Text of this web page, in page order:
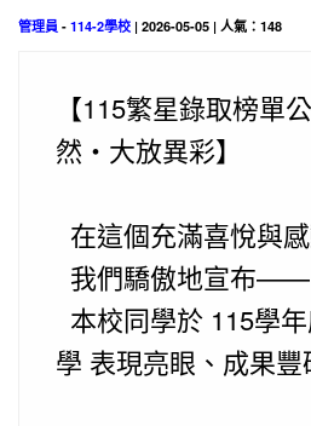
管理員 - 114-2學校 | 2026-05-05 | 人氣：148
【115繁星錄取榜單
然・大放異彩】
在這個充滿喜悅與
我們驕傲地宣布——
本校同學於 115學
學 表現亮眼、成果豐